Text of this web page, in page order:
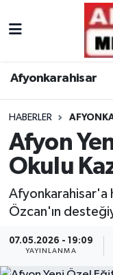
Afyonkarahisar
HABERLER
Afyon
Okulu
Afyonkarahisar'a
Özcan'ın
07.05.2026 - 19:09
YAYINLANMA
Nöbetçi
Trafik
Süper Lig
Tüm